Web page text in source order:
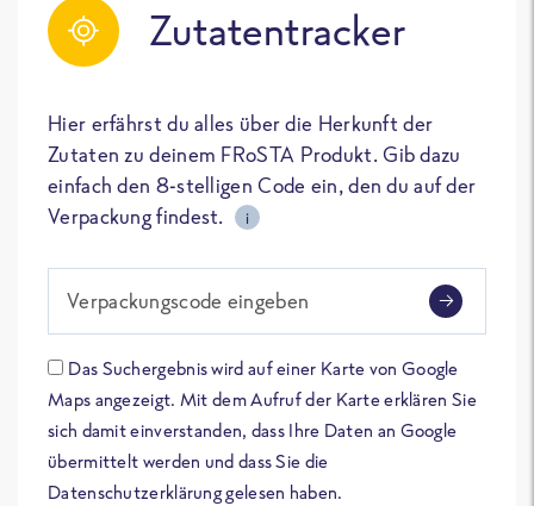
Zutatentracker
Hier erfährst du alles über die Herkunft der
Zutaten zu deinem FRoSTA Produkt. Gib dazu
einfach den 8-stelligen Code ein, den du auf der
Verpackung findest.
i
Verpackungscode eingeben
Das Suchergebnis wird auf einer Karte von Google
Maps angezeigt. Mit dem Aufruf der Karte erklären Sie
sich damit einverstanden, dass Ihre Daten an Google
übermittelt werden und dass Sie die
Datenschutzerklärung gelesen haben.